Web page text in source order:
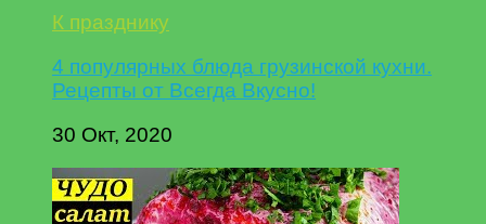
К празднику
4 популярных блюда грузинской кухни.
Рецепты от Всегда Вкусно!
30 Окт, 2020